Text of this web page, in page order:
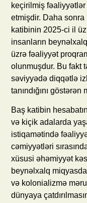
keçirilmiş fəaliyyətlər
etmişdir. Daha sonra
katibinin 2025-ci il
insanların
üzrə fəaliyyət
olunmuşdur. Bu fakt
səviyyədə diqqətlə
tanındığını
Baş katibin
və kiçik adalarda
istiqamətində
cəmiyyətləri
xüsusi əhəmiyyət
beynəlxalq
və kolonializmə
dünyaya